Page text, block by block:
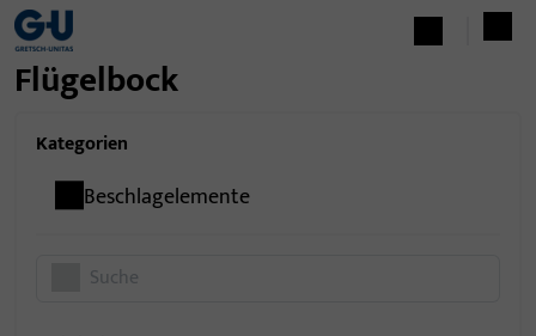
Flügelbock
Kategorien
Beschlagelemente